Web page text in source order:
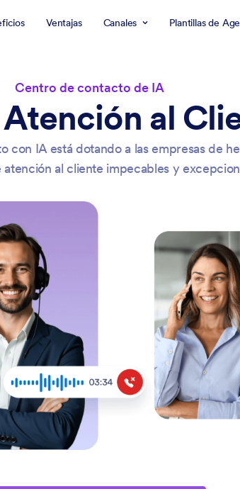
Ventajas Canales Plantillas de
Centro de contacto de IA
al
con IA está dotando a las empresas de
al cliente impecables y